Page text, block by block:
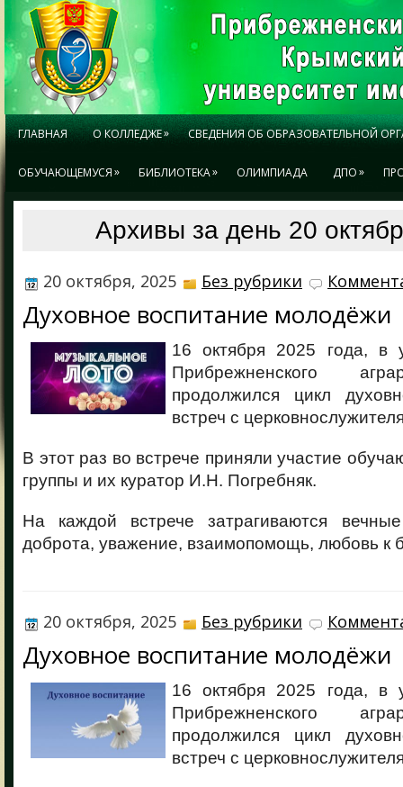
ГЛАВНАЯ О КОЛЛЕДЖЕ» СВЕДЕНИЯ ОБ ОБРАЗОВАТЕЛЬНОЙ
ОБУЧАЮЩЕМУСЯ» БИБЛИОТЕКА» ОЛИМПИАДА ДПО»
Архивы за день 20
20 октября, 2025 Без рубрики
Духовное воспитание молодёжи
16 октября 2025 года, в
Прибрежненского
продолжился цикл
встреч с
В этот раз во встрече приняли участие
группы и их куратор И.Н. Погребняк.
На каждой встрече затрагиваются
доброта, уважение, взаимопомощь, любовь к
20 октября, 2025 Без рубрики
Духовное воспитание молодёжи
16 октября 2025 года, в
Прибрежненского
продолжился цикл
встреч с